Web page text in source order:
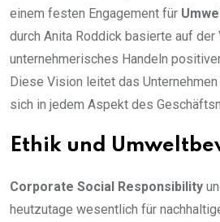
einem festen Engagement für
durch Anita Roddick basierte auf der
unternehmerisches Handeln
Diese Vision leitet das
sich in jedem Aspekt des
Ethik und
Corporate Social Responsibility
heutzutage wesentlich für